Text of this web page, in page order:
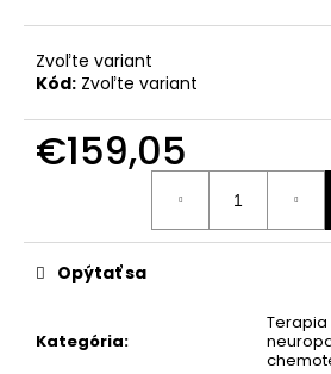
Zvoľte variant
Kód: Zvoľte variant
€159,05
Kategória:
Opýtať sa